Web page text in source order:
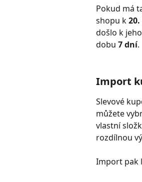
Pokud má
shopu k 20.
došlo k
dobu 7 dní.
Import
Slevové
můžete
vlastní
rozdílnou
Import pak